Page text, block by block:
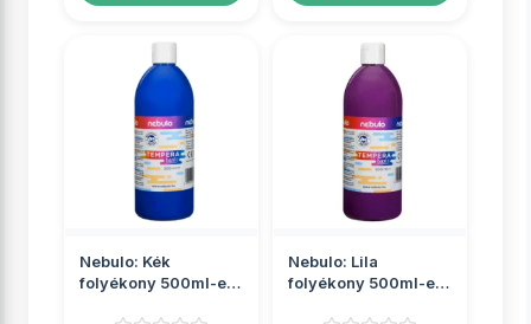
Nebulo: Kék
folyékony 500ml-es
Nebulo: Lila
folyékony 500ml-es